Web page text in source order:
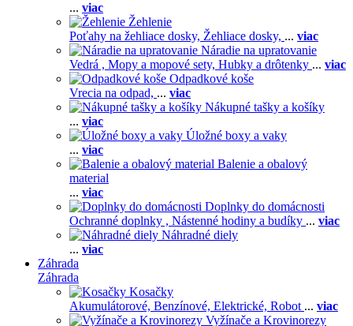
... viac
Žehlenie
Poťahy na žehliace dosky, Žehliace dosky, ... viac
Náradie na upratovanie
Vedrá , Mopy a mopové sety, Hubky a drôtenky ... viac
Odpadkové koše
Vrecia na odpad, ... viac
Nákupné tašky a košíky
... viac
Úložné boxy a vaky
... viac
Balenie a obalový
material
... viac
Doplnky do domácnosti
Ochranné doplnky , Nástenné hodiny a budíky ... viac
Náhradné diely
... viac
Záhrada
Záhrada
Kosačky
Akumulátorové, Benzínové, Elektrické, Robot ... viac
Vyžínače a Krovinorezy